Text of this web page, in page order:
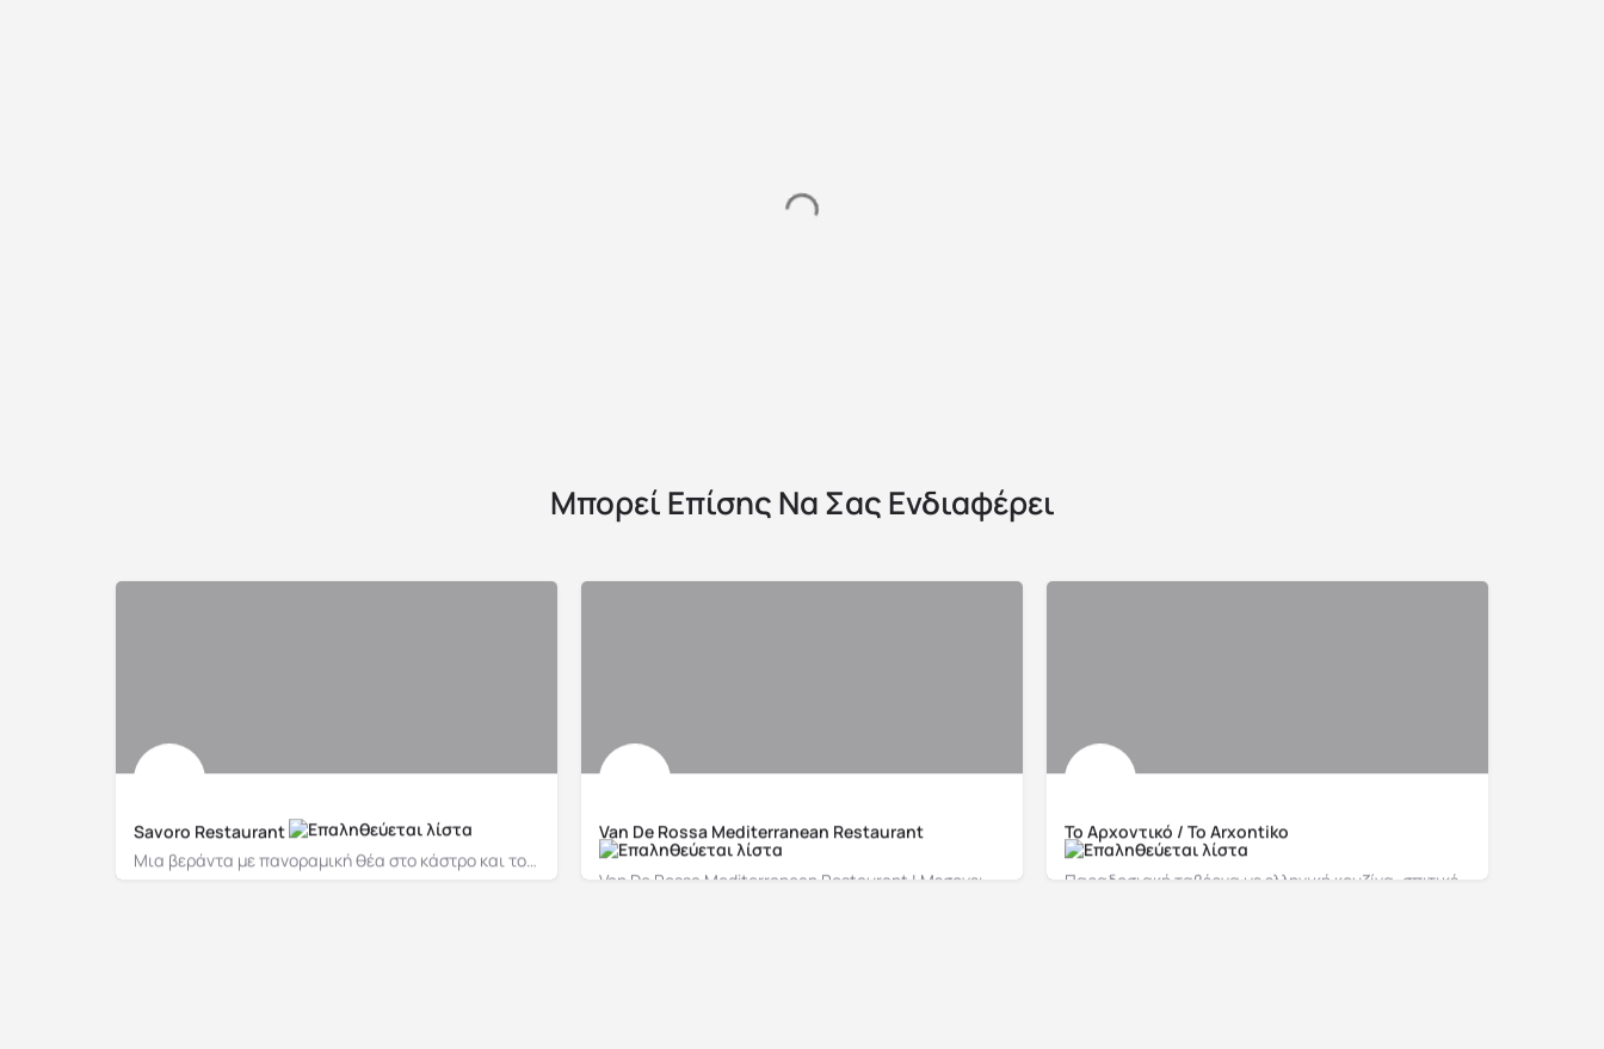
Μπορεί Επίσης Να Σας Ενδιαφέρει
Savoro Restaurant
Μια βεράντα με πανοραμική θέα στο κάστρο και το απέραντο γαλάζιο του Ιονίου
Van De Rossa Mediterranean Restaurant Το Αρχοντικό / To Arxontiko